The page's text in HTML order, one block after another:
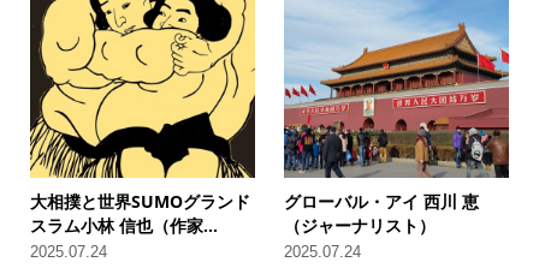
大相撲と世界SUMOグランド
スラム小林 信也（作家...
2025.07.24
グローバル・アイ 西川 恵
（ジャーナリスト）
2025.07.24